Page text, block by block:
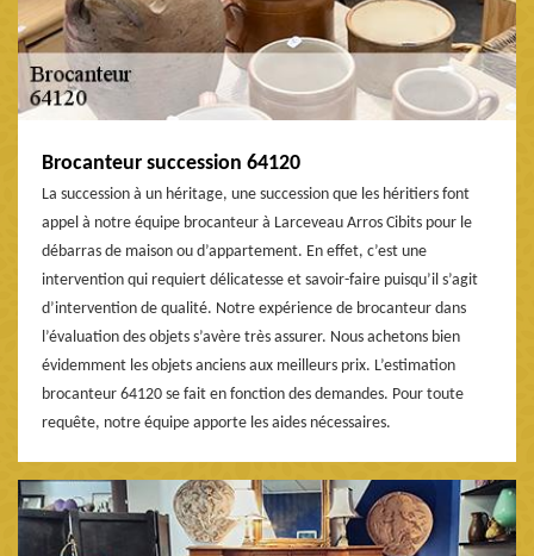
Brocanteur succession 64120
La succession à un héritage, une succession que les héritiers font
appel à notre équipe brocanteur à Larceveau Arros Cibits pour le
débarras de maison ou d’appartement. En effet, c’est une
intervention qui requiert délicatesse et savoir-faire puisqu’il s’agit
d’intervention de qualité. Notre expérience de brocanteur dans
l’évaluation des objets s’avère très assurer. Nous achetons bien
évidemment les objets anciens aux meilleurs prix. L’estimation
brocanteur 64120 se fait en fonction des demandes. Pour toute
requête, notre équipe apporte les aides nécessaires.